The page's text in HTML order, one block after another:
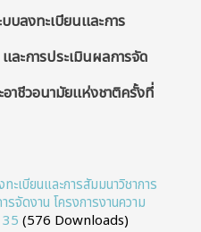
บลงทะเบียนและการ
ละการประเมินผลการจัด
าชีวอนามัยแห่งชาติครั้งที่
ะเบียนและการสัมมนาวิชาการ
รจัดงาน โครงการงานความ
35 (576 Downloads)